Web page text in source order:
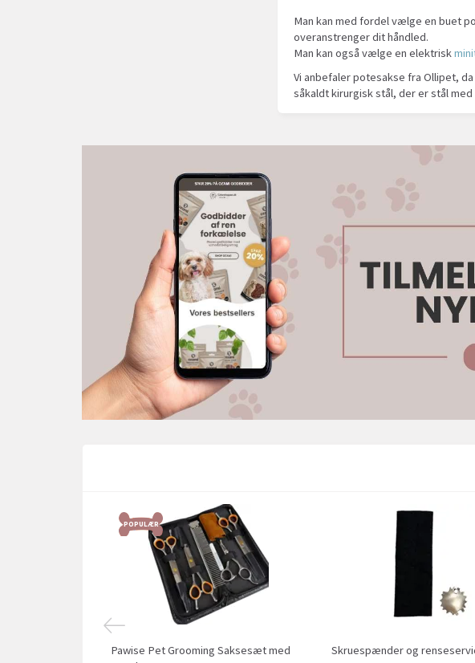
Man kan med fordel vælge en buet
overanstrenger dit håndled.
Man kan også vælge en elektrisk
Vi anbefaler potesakse fra Ollipet,
såkaldt kirurgisk stål, der er stål
POPULÆR
Pawise Pet Grooming Saksesæt med
Skruespænder og